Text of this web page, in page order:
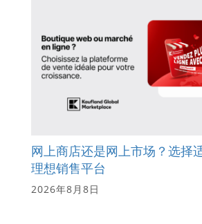
网上商店还是网上市场？选择
理想销售平台
2026年8月8日